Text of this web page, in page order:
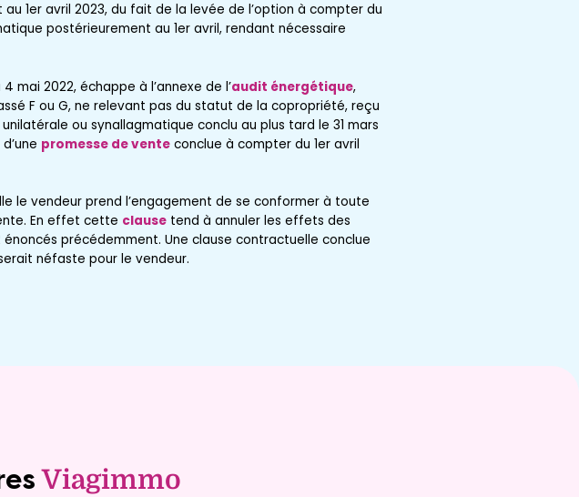
1er avril 2023, du fait de la levée de l’option à compter du
postérieurement au 1er avril, rendant nécessaire
mai 2022, échappe à l’annexe de l’audit énergétique,
F ou G, ne relevant pas du statut de la copropriété, reçu
ou synallagmatique conclu au plus tard le 31 mars
promesse de venteconclue à compter du 1er avril
le vendeur prend l’engagement de se conformer à toute
En effet cette clausetend à annuler les effets des
précédemment. Une clause contractuelle conclue
néfaste pour le vendeur.
Viagimmo